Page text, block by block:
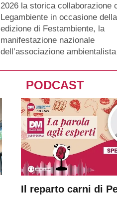
2026 la storica collaborazione
Legambiente in occasione
edizione di Festambiente, la
manifestazione nazionale
dell’associazione
PODCAST
Il reparto carni di